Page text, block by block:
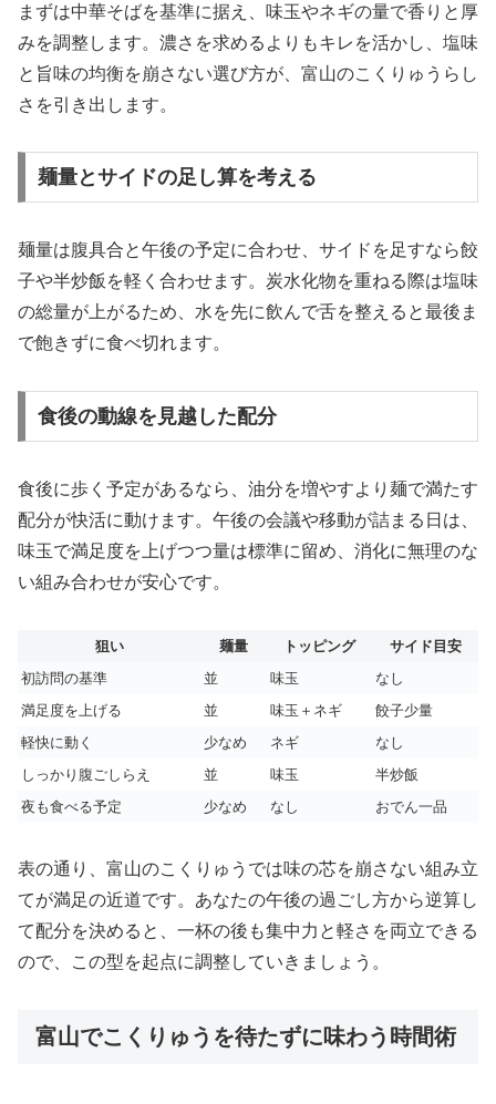
まずは中華そばを基準に据え、味玉やネギの量で香りと厚
みを調整します。濃さを求めるよりもキレを活かし、塩味
と旨味の均衡を崩さない選び方が、富山のこくりゅうらし
さを引き出します。
麺量とサイドの足し算を考える
麺量は腹具合と午後の予定に合わせ、サイドを足すなら餃
子や半炒飯を軽く合わせます。炭水化物を重ねる際は塩味
の総量が上がるため、水を先に飲んで舌を整えると最後ま
で飽きずに食べ切れます。
食後の動線を見越した配分
食後に歩く予定があるなら、油分を増やすより麺で満たす
配分が快活に動けます。午後の会議や移動が詰まる日は、
味玉で満足度を上げつつ量は標準に留め、消化に無理のな
い組み合わせが安心です。
狙い 麺量 トッピング
サイド目安
初訪問の基準
並 味玉
なし
満足度を上げる
並 味玉＋ネギ
餃子少量
軽快に動く
少なめ ネギ
なし
しっかり腹ごしらえ
並 味玉
半炒飯
夜も食べる予定
少なめ なし おでん一品
表の通り、富山のこくりゅうでは味の芯を崩さない組み立
てが満足の近道です。あなたの午後の過ごし方から逆算し
て配分を決めると、一杯の後も集中力と軽さを両立できる
ので、この型を起点に調整していきましょう。
富山でこくりゅうを待たずに味わう時間術